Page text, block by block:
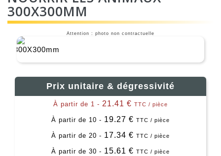
300X300MM
Attention : photo non contractuelle
Prix unitaire & dégressivité
À partir de 1 - 21.41 € TTC / pièce
À partir de 10 - 19.27 € TTC / pièce
À partir de 20 - 17.34 € TTC / pièce
À partir de 30 - 15.61 € TTC / pièce